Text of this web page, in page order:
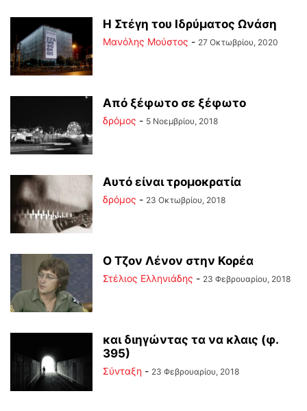
Η Στέγη του Ιδρύματος Ωνάση
Μανόλης Μούστος - 27 Οκτωβρίου, 2020
Από ξέφωτο σε ξέφωτο
δρόμος - 5 Νοεμβρίου, 2018
Αυτό είναι τρομοκρατία
δρόμος - 23 Οκτωβρίου, 2018
Ο Τζον Λένον στην Κορέα
Στέλιος Ελληνιάδης - 23 Φεβρουαρίου, 2018
και διηγώντας τα να κλαις (φ.
395)
Σύνταξη - 23 Φεβρουαρίου, 2018